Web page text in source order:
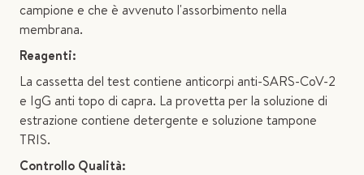
campione e che è avvenuto l'assorbimento nella
membrana.
Reagenti:
La cassetta del test contiene anticorpi anti-SARS-CoV-2
e IgG anti topo di capra. La provetta per la soluzione di
estrazione contiene detergente e soluzione tampone
TRIS.
Controllo Qualità: